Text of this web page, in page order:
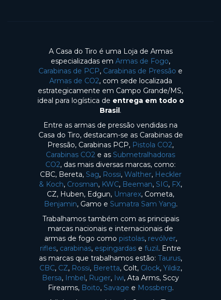
A Casa do Tiro é uma Loja de Armas
especializadas em Armas de Fogo,
Carabinas de PCP, Carabinas de Pressão e
Armas de CO2, com sede localizada
estrategicamente em Campo Grande/MS,
ideal para logística de entrega em todo o
Brasil.
Entre as armas de pressão vendidas na
Casa do Tiro, destacam-se as Carabinas de
Pressão, Carabinas PCP, Pistola CO2,
Carabinas CO2 e as Submetralhadoras
CO2, das mais diversas marcas, como:
CBC, Bereta, Sag, Rossi, Walther, Heckler
& Koch, Crosman, KWC, Beeman, SIG, FX,
CZ, Huben, Edgun, Umarex, Cometa,
Benjamin, Gamo e Sumatra Sam Yang.
Trabalhamos também com as principais
marcas nacionais e internacionais de
armas de fogo como pistolas, revólver,
rifles, carabinas, espingardas e fuzil. Entre
as marcas que trabalhamos estão: Taurus,
CBC, CZ, Rossi, Beretta, Colt, Glock, Yildiz,
Bersa, Imbel, Ruger, Iwi, Ata Arms, Sccy
Firearms, Boito, Savage e Mossberg.